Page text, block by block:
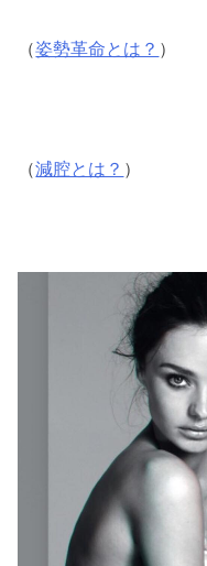
（姿勢革命とは？ ）
（減腔とは？ ）